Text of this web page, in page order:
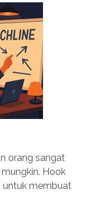
orang sangat
Hook
untuk membuat